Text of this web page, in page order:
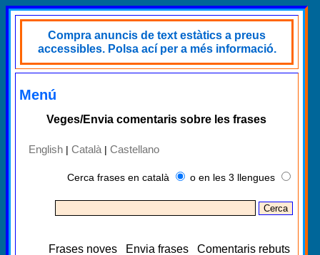
Compra anuncis de text estàtics a preus
accessibles. Polsa ací per a més informació.
Menú
Veges/Envia comentaris sobre les frases
English | Català | Castellano
Cerca frases en català o en les 3 llengues
Frases noves Envia frases Comentaris rebuts